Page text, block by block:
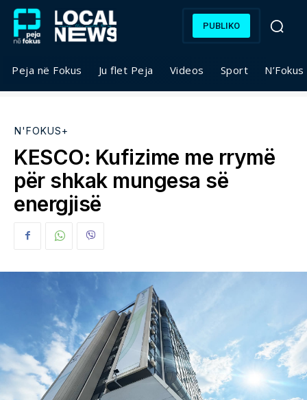
PUBLIKO
Peja në Fokus Ju flet Peja Videos Sport
N'FOKUS+
KESCO: Kufizime me rrymë
për shkak mungesa së
energjisë